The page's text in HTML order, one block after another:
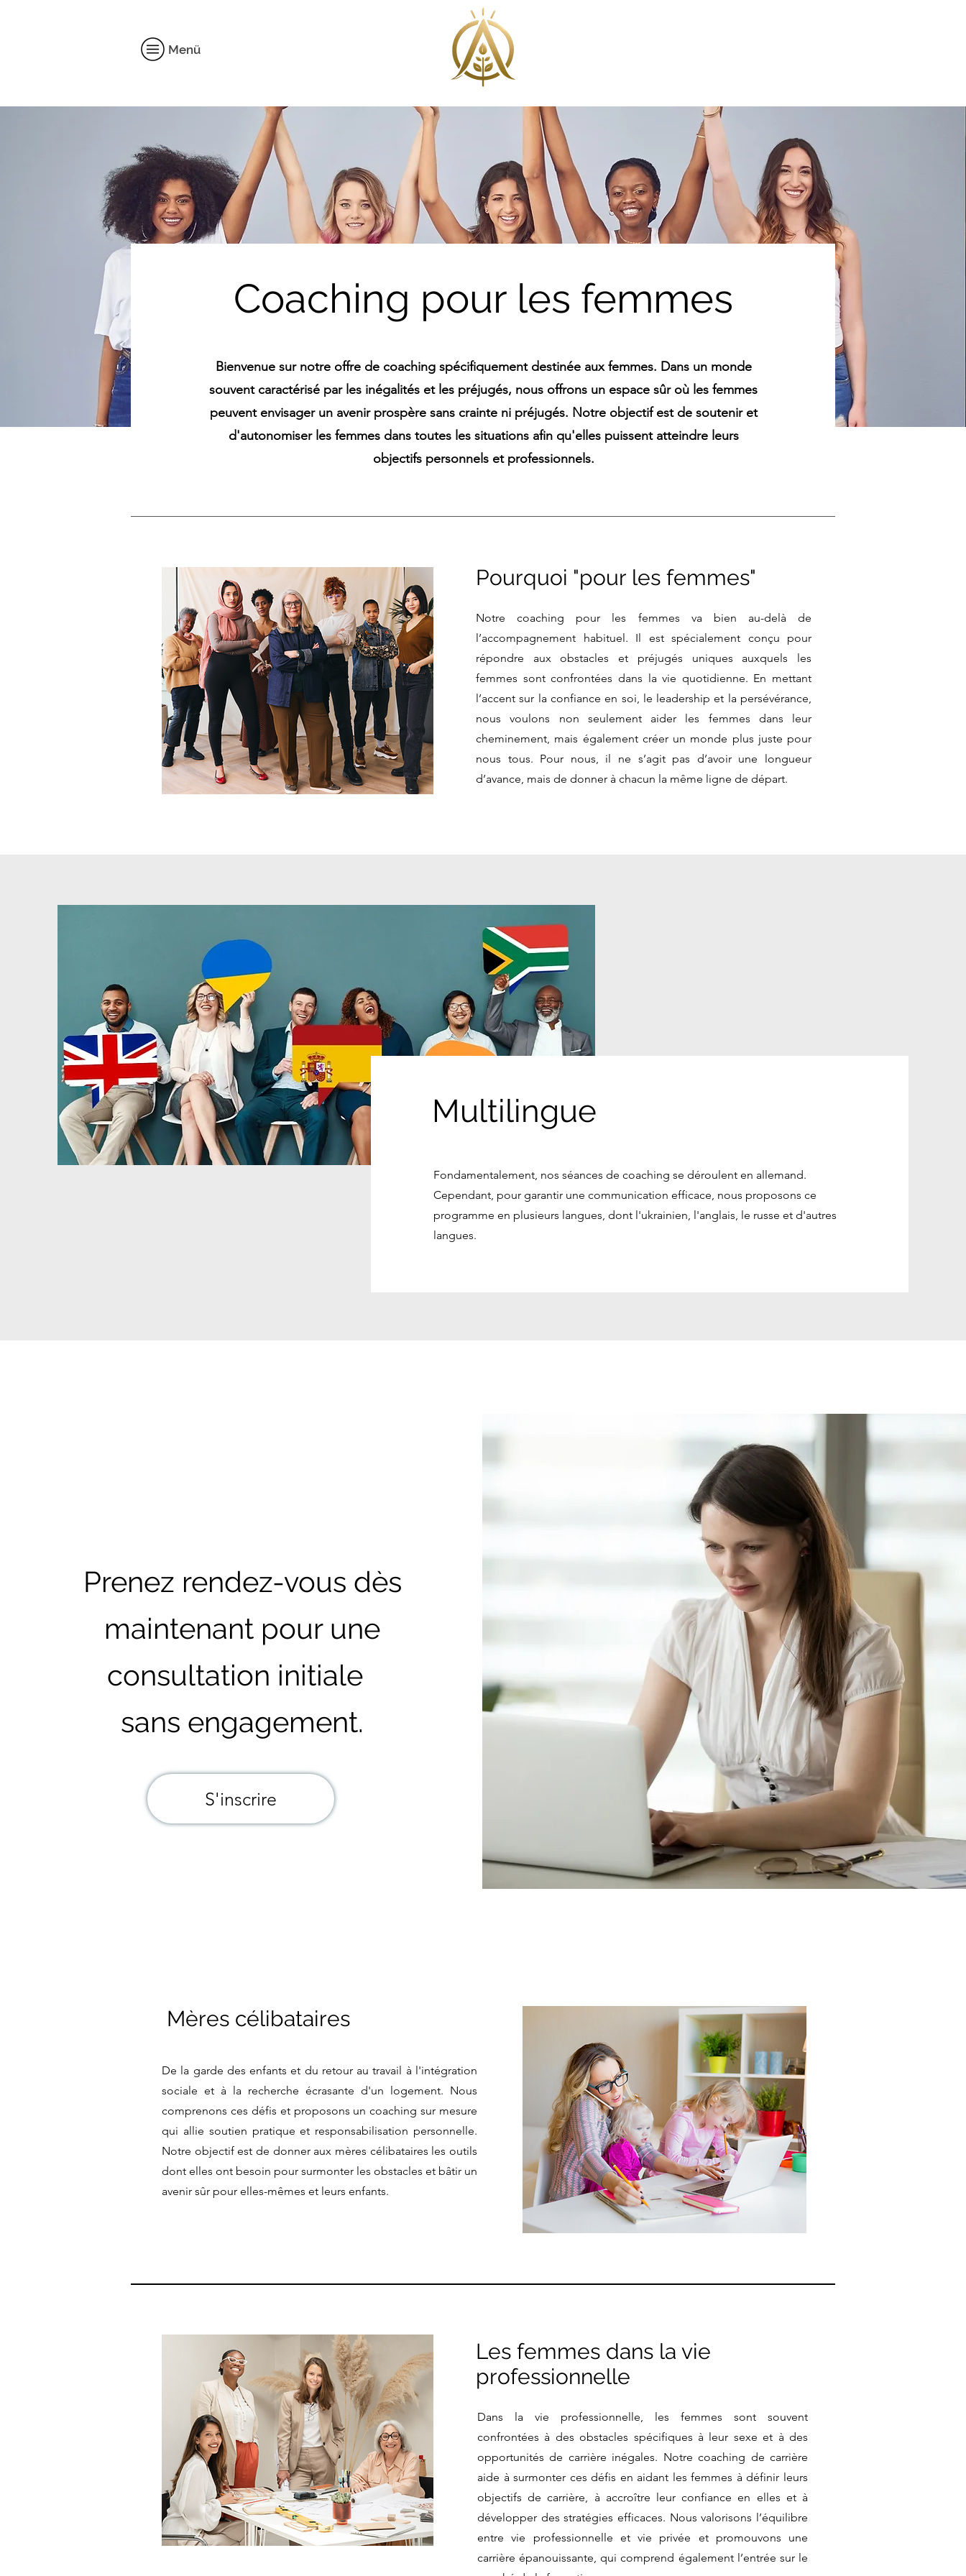
Menü
Coaching pour les femmes
Bienvenue sur notre offre de coaching spécifiquement destinée aux femmes. Dans un monde
souvent caractérisé par les inégalités et les préjugés, nous offrons un espace sûr où les femmes
peuvent envisager un avenir prospère sans crainte ni préjugés. Notre objectif est de soutenir et
d'autonomiser les femmes dans toutes les situations afin qu'elles puissent atteindre leurs
objectifs personnels et professionnels.
Pourquoi "pour les femmes"
Notre coaching pour les femmes va bien au-delà de
l’accompagnement habituel. Il est spécialement conçu pour
répondre aux obstacles et préjugés uniques auxquels les
femmes sont confrontées dans la vie quotidienne. En mettant
l’accent sur la confiance en soi, le leadership et la persévérance,
nous voulons non seulement aider les femmes dans leur
cheminement, mais également créer un monde plus juste pour
nous tous. Pour nous, il ne s’agit pas d’avoir une longueur
d’avance, mais de donner à chacun la même ligne de départ.
Multilingue
Fondamentalement, nos séances de coaching se déroulent en allemand.
Cependant, pour garantir une communication efficace, nous proposons ce
programme en plusieurs langues, dont l'ukrainien, l'anglais, le russe et d'autres
langues.
Prenez rendez-vous dès
maintenant pour une
consultation initiale
sans engagement.
S'inscrire
Mères célibataires
De la garde des enfants et du retour au travail à l'intégration
sociale et à la recherche écrasante d'un logement. Nous
comprenons ces défis et proposons un coaching sur mesure
qui allie soutien pratique et responsabilisation personnelle.
Notre objectif est de donner aux mères célibataires les outils
dont elles ont besoin pour surmonter les obstacles et bâtir un
avenir sûr pour elles-mêmes et leurs enfants.
Les femmes dans la vie
professionnelle
Dans la vie professionnelle, les femmes sont souvent
confrontées à des obstacles spécifiques à leur sexe et à des
opportunités de carrière inégales. Notre coaching de carrière
aide à surmonter ces défis en aidant les femmes à définir leurs
objectifs de carrière, à accroître leur confiance en elles et à
développer des stratégies efficaces. Nous valorisons l’équilibre
entre vie professionnelle et vie privée et promouvons une
carrière épanouissante, qui comprend également l’entrée sur le